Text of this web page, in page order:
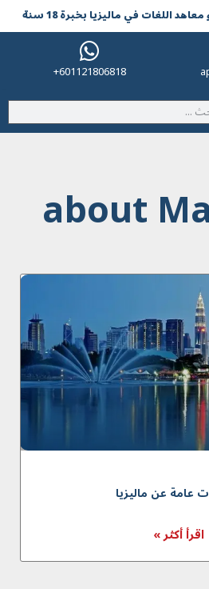
اللغات في مالیزیا بخبرة 18 سنة
601121806818+
about
عامة عن ماليزيا
اقرأ أكثر »